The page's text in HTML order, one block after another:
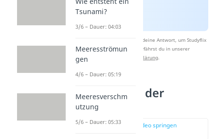
Nach Beantwortung speichern wir deine Antwort, um Studyflix
zu verbessern. Mehr dazu erfährst du in unserer
Datenschutzerklärung.
Die Geschichte der
Ureinwohner
zur Stelle im Video springen
Tsunami?
3/6 – Dauer: 04:03
Meeresströmun
gen
4/6 – Dauer: 05:19
Meeresverschm
utzung
5/6 – Dauer: 05:33